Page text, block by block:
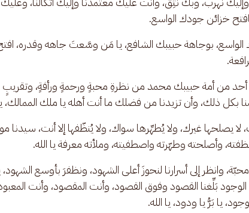
خزائن جودك الواسع.
الواسع، بوجاهة حبيبك الشافع، يا مَن وسَّعتَ جاهه وقدره،
أحد من أمة حبيبك محمد من نظرةِ محبةٍ ورحمةٍ ورأفةٍ،
ذلك، وأن تزيدنا من فضلك ما أنت أهله يا ملك الممالك، يا
لا يصلحها غيرك، ولا يُطهِّرها سواك، ولا يُنظّفها إلا أنت، سيدنا
وأصلحته وطهّرته واصطفيته، وملأته معرفة يا الله.
وانظر إلى أسرارنا لنحوزَ أعلى الشهود، ونظفرَ بأوسع
بَلِّغنا القصود وفوق القصود، وأنت المقصود، وأنت
يا بَرُّ يا ودود، يا الله.